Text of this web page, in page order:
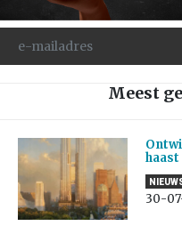
Meest
30-